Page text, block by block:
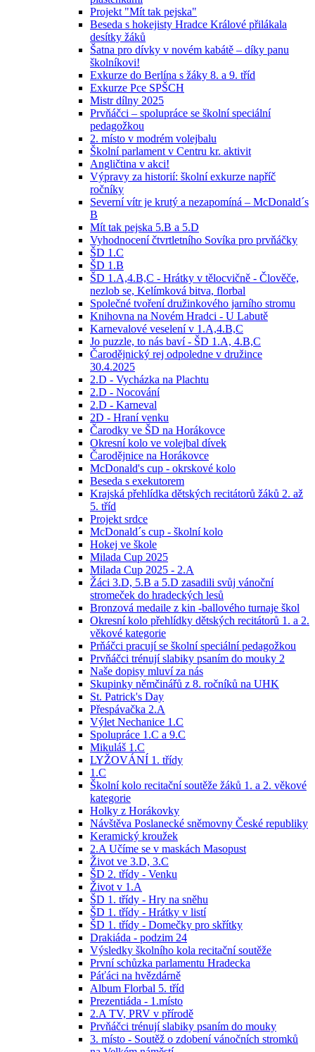
Projekt "Mít tak pejska"
Beseda s hokejisty Hradce Králové přilákala
desítky žáků
Šatna pro dívky v novém kabátě – díky panu
školníkovi!
Exkurze do Berlína s žáky 8. a 9. tříd
Exkurze Pce SPŠCH
Mistr dílny 2025
Prvňáčci – spolupráce se školní speciální
pedagožkou
2. místo v modrém volejbalu
Školní parlament v Centru kr. aktivit
Angličtina v akci!
Výpravy za historií: školní exkurze napříč
ročníky
Severní vítr je krutý a nezapomíná – McDonald´s
B
Mít tak pejska 5.B a 5.D
Vyhodnocení čtvrtletního Sovíka pro prvňáčky
ŠD 1.C
ŠD 1.B
ŠD 1.A,4.B,C - Hrátky v tělocvičně - Člověče,
nezlob se, Kelímková bitva, florbal
Společné tvoření družinkového jarního stromu
Knihovna na Novém Hradci - U Labutě
Karnevalové veselení v 1.A,4.B,C
Jo puzzle, to nás baví - ŠD 1.A, 4.B,C
Čarodějnický rej odpoledne v družince
30.4.2025
2.D - Vycházka na Plachtu
2.D - Nocování
2.D - Karneval
2D - Hraní venku
Čarodky ve ŠD na Horákovce
Okresní kolo ve volejbal dívek
Čarodějnice na Horákovce
McDonald's cup - okrskové kolo
Beseda s exekutorem
Krajská přehlídka dětských recitátorů žáků 2. až
5. tříd
Projekt srdce
McDonald´s cup - školní kolo
Hokej ve škole
Milada Cup 2025
Milada Cup 2025 - 2.A
Žáci 3.D, 5.B a 5.D zasadili svůj vánoční
stromeček do hradeckých lesů
Bronzová medaile z kin -ballového turnaje škol
Okresní kolo přehlídky dětských recitátorů 1. a 2.
věkové kategorie
Prňáčci pracují se školní speciální pedagožkou
Prvňáčci trénují slabiky psaním do mouky 2
Naše dopisy mluví za nás
Skupinky němčinářů z 8. ročníků na UHK
St. Patrick's Day
Přespávačka 2.A
Výlet Nechanice 1.C
Spolupráce 1.C a 9.C
Mikuláš 1.C
LYŽOVÁNÍ 1. třídy
1.C
Školní kolo recitační soutěže žáků 1. a 2. věkové
kategorie
Holky z Horákovky
Návštěva Poslanecké sněmovny České republiky
Keramický kroužek
2.A Učíme se v maskách Masopust
Život ve 3.D, 3.C
ŠD 2. třídy - Venku
Život v 1.A
ŠD 1. třídy - Hry na sněhu
ŠD 1. třídy - Hrátky v listí
ŠD 1. třídy - Domečky pro skřítky
Drakiáda - podzim 24
Výsledky školního kola recitační soutěže
První schůzka parlamentu Hradecka
Páťáci na hvězdárně
Album Florbal 5. tříd
Prezentiáda - 1.místo
2.A TV, PRV v přírodě
Prvňáčci trénují slabiky psaním do mouky
3. místo - Soutěž o zdobení vánočních stromků